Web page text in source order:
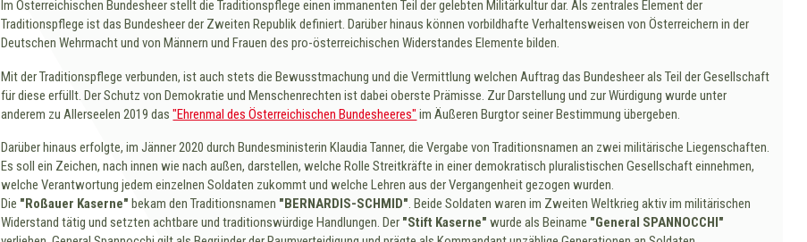
Im Österreichischen Bundesheer stellt die Traditionspflege einen immanenten Teil der gelebten Militärkultur dar. Als zentrales Element der
Traditionspflege ist das Bundesheer der Zweiten Republik definiert. Darüber hinaus können vorbildhafte Verhaltensweisen von Österreichern in der
Deutschen Wehrmacht und von Männern und Frauen des pro-österreichischen Widerstandes Elemente bilden.
Mit der Traditionspflege verbunden, ist auch stets die Bewusstmachung und die Vermittlung welchen Auftrag das Bundesheer als Teil der Gesellschaft
für diese erfüllt. Der Schutz von Demokratie und Menschenrechten ist dabei oberste Prämisse. Zur Darstellung und zur Würdigung wurde unter
anderem zu Allerseelen 2019 das"Ehrenmal des Österreichischen Bundesheeres" im Äußeren Burgtor seiner Bestimmung übergeben.
Darüber hinaus erfolgte, im Jänner 2020 durch Bundesministerin Klaudia Tanner, die Vergabe von Traditionsnamen an zwei militärische Liegenschaften.
Es soll ein Zeichen, nach innen wie nach außen, darstellen, welche Rolle Streitkräfte in einer demokratisch pluralistischen Gesellschaft einnehmen,
welche Verantwortung jedem einzelnen Soldaten zukommt und welche Lehren aus der Vergangenheit gezogen wurden.
Die "Roßauer Kaserne" bekam den Traditionsnamen "BERNARDIS-SCHMID". Beide Soldaten waren im Zweiten Weltkrieg aktiv im militärischen
Widerstand tätig und setzten achtbare und traditionswürdige Handlungen. Der "Stift Kaserne" wurde als Beiname "General SPANNOCCHI"